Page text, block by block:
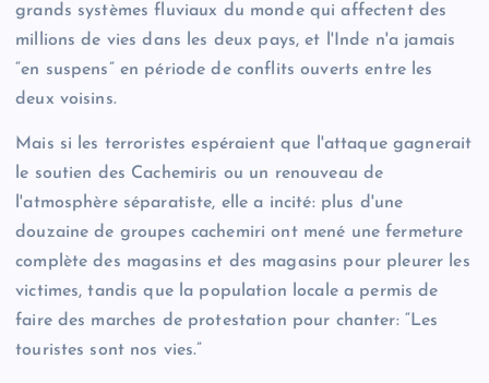
grands systèmes fluviaux du monde qui affectent des
millions de vies dans les deux pays, et l'Inde n'a jamais
“en suspens” en période de conflits ouverts entre les
deux voisins.
Mais si les terroristes espéraient que l'attaque gagnerait
le soutien des Cachemiris ou un renouveau de
l'atmosphère séparatiste, elle a incité: plus d'une
douzaine de groupes cachemiri ont mené une fermeture
complète des magasins et des magasins pour pleurer les
victimes, tandis que la population locale a permis de
faire des marches de protestation pour chanter: “Les
touristes sont nos vies.”